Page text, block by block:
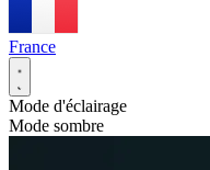
France
Mode d'éclairage
Mode sombre